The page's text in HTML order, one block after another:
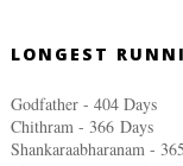
LONGEST
Godfather - 404 Days
Chithram - 366 Days
Shankaraabharanam - 365